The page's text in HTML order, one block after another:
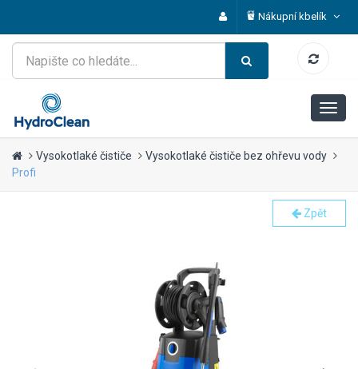
Nákupní kbelík
Vysokotlaké čističe
Vysokotlaké čističe bez ohřevu vody
Profi
Zpět